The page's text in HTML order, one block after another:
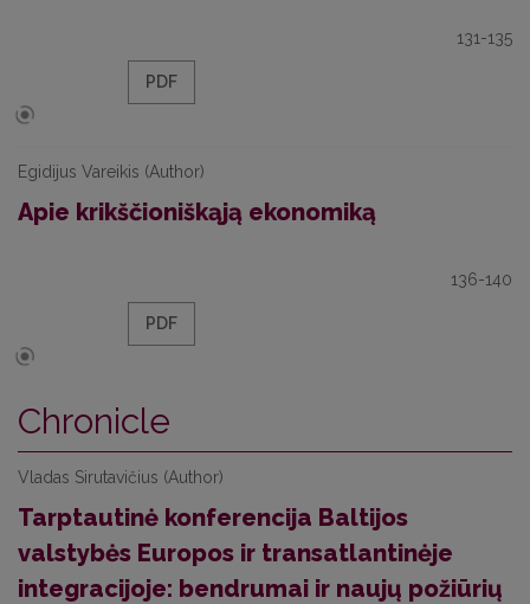
131-135
PDF
Egidijus Vareikis (Author)
Apie krikščioniškąją ekonomiką
136-140
PDF
Chronicle
Vladas Sirutavičius (Author)
Tarptautinė konferencija Baltijos
valstybės Europos ir transatlantinėje
integracijoje: bendrumai ir naujų požiūrių